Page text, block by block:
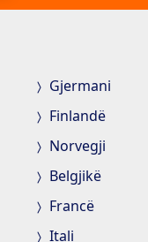
Gjermani
Finlandë
Norvegji
Belgjikë
Francë
Itali